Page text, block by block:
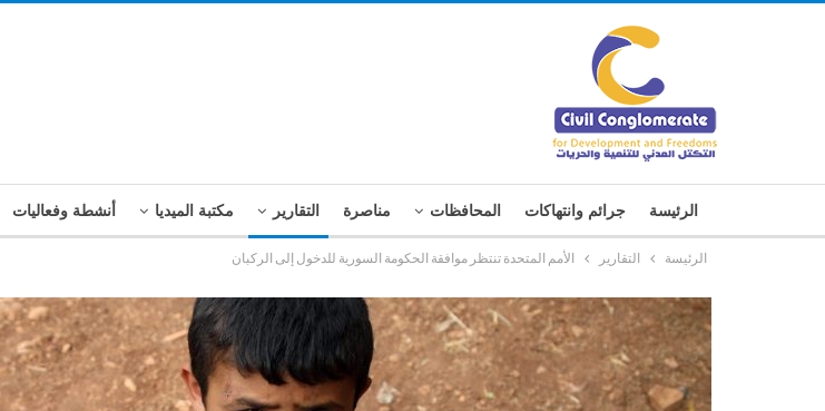
الرئيسة جرائم وانتهاكات المحافظات مناصرة التقارير مكتبة الميديا أنشطة وفعاليات
الرئيسة التقارير الأمم المتحدة تنتظر موافقة الحكومة السورية للدخول إلى الركبان